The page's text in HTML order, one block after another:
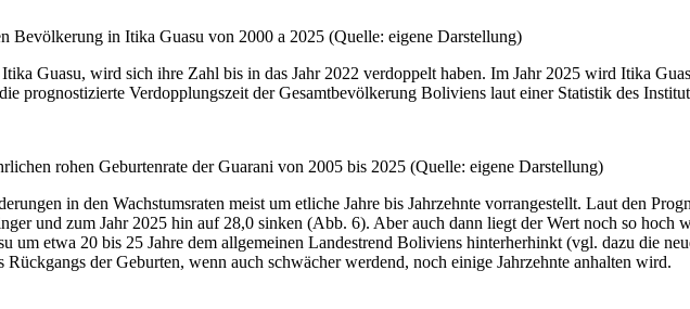
Bevölkerung in Itika Guasu von 2000 a 2025 (Quelle: eigene Darstellung)
Guasu, wird sich ihre Zahl bis in das Jahr 2022 verdoppelt haben. Im Jahr 2025 wird Itika
prognostizierte Verdopplungszeit der Gesamtbevölkerung Boliviens laut einer Statistik des
rohen Geburtenrate der Guarani von 2005 bis 2025 (Quelle: eigene Darstellung)
in den Wachstumsraten meist um etliche Jahre bis Jahrzehnte vorrangestellt. Laut den
und zum Jahr 2025 hin auf 28,0 sinken (Abb. 6). Aber auch dann liegt der Wert noch so hoch
um etwa 20 bis 25 Jahre dem allgemeinen Landestrend Boliviens hinterherhinkt (vgl. dazu die
der Geburten, wenn auch schwächer werdend, noch einige Jahrzehnte anhalten wird.